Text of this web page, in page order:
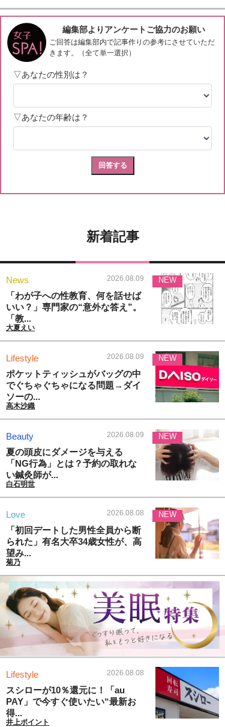
新着記事
News 2026.08.09
「わが子への性教育、何を話せば
いい？」専門家の“意外な答え”。
「教...
大夏えい
NEW
Lifestyle 2026.08.09
ポケットティッシュがバッグの中
でぐちゃぐちゃになる問題→ダイ
ソーの...
高木沙織
NEW
Beauty 2026.08.09
夏の頭皮にダメージを与える
「NG行為」とは？予約の取れな
い鍼灸師が...
白石明世
NEW
Love 2026.08.08
「初回デートした男性全員から断
られた」有名大卒34歳女性が、高
望み...
菊乃
NEW
Lifestyle 2026.08.08
スシローが10％還元に！「au
PAY」で今すぐ使いたい“最新お
得...
井上ポイント